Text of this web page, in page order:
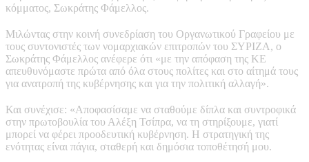
κόμματος, Σωκράτης Φάμελλος.
Μιλώντας στην κοινή συνεδρίαση του Οργανωτικού Γραφείου με
τους συντονιστές των νομαρχιακών επιτροπών του ΣΥΡΙΖΑ, ο
Σωκράτης Φάμελλος ανέφερε ότι «με την απόφαση της ΚΕ
απευθυνόμαστε πρώτα από όλα στους πολίτες και στο αίτημά τους
για ανατροπή της κυβέρνησης και για την πολιτική αλλαγή».
Και συνέχισε: «Αποφασίσαμε να σταθούμε δίπλα και συντροφικά
στην πρωτοβουλία του Αλέξη Τσίπρα, να τη στηρίξουμε, γιατί
μπορεί να φέρει προοδευτική κυβέρνηση. Η στρατηγική της
ενότητας είναι πάγια, σταθερή και δημόσια τοποθέτησή μου.